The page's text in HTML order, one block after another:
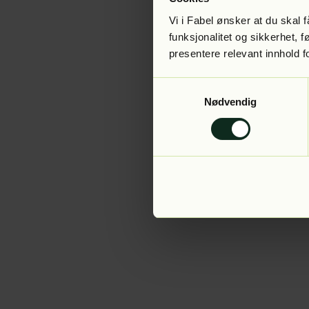
Vi i Fabel ønsker at du skal
funksjonalitet og sikkerhet,
presentere relevant innhold
Nødvendig
Application